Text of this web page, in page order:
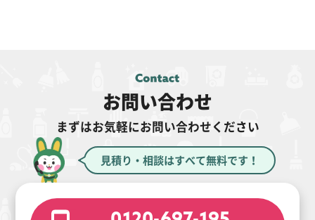
お問い合わせ
まずはお気軽にお問い合わせください
見積り・相談はすべて無料です！